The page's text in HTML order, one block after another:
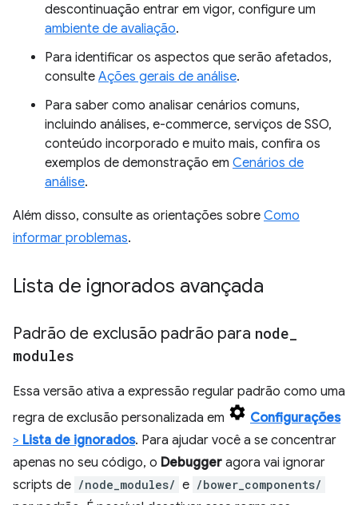
descontinuação entrar em vigor, configure um
ambiente de avaliação.
Para identificar os aspectos que serão afetados,
consulte Ações gerais de análise.
Para saber como analisar cenários comuns,
incluindo análises, e-commerce, serviços de SSO,
conteúdo incorporado e muito mais, confira os
exemplos de demonstração em Cenários de
análise.
Além disso, consulte as orientações sobre Como
informar problemas.
Lista de ignorados avançada
Padrão de exclusão padrão para node
modules
Essa versão ativa a expressão regular padrão como uma
regra de exclusão personalizada em
Configurações
> Lista de ignorados. Para ajudar você a se concentrar
apenas no seu código, o Debugger agora vai ignorar
scripts de /node_modules/ e /bower_components/